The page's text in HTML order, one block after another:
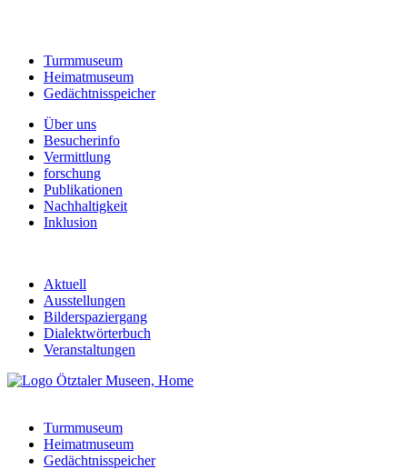
Turmmuseum
Heimatmuseum
Gedächtnisspeicher
Über uns
Besucherinfo
Vermittlung
forschung
Publikationen
Nachhaltigkeit
Inklusion
Aktuell
Ausstellungen
Bilderspaziergang
Dialektwörterbuch
Veranstaltungen
Turmmuseum
Heimatmuseum
Gedächtnisspeicher